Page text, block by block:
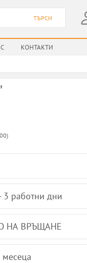
ТЪРСИ
КОНТАКТИ
)
работни дни
НА ВРЪЩАНЕ